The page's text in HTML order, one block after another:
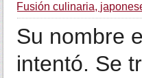
Fusión culinaria,
Su nombre
intentó. Se